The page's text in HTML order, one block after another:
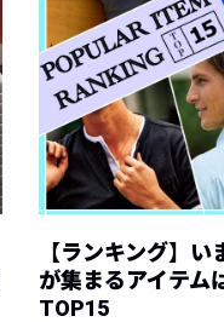
【ランキング】
が集まるアイテム
TOP15